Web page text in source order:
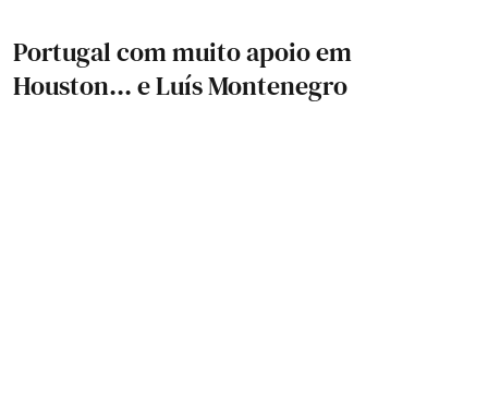
Portugal com muito apoio em
Houston... e Luís Montenegro